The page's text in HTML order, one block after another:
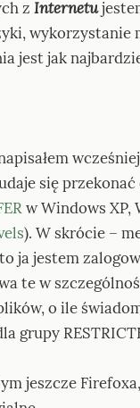
z Internetu
wykorzystanie
jest jak
się
w Windows XP,
). W skrócie –
ja jestem
te w
o ile
grupy
jeszcze